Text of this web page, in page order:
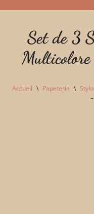
contenu
Set de 3
Accueil \ Papeterie \